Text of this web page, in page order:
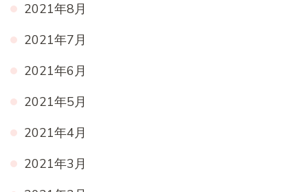
2021年8月
2021年7月
2021年6月
2021年5月
2021年4月
2021年3月